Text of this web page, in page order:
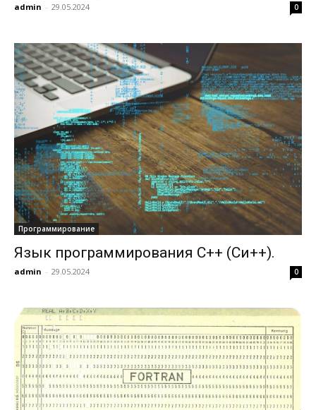
admin - 29.05.2024 0
Программирование
Язык программирования C++ (Си++).
admin - 29.05.2024 0